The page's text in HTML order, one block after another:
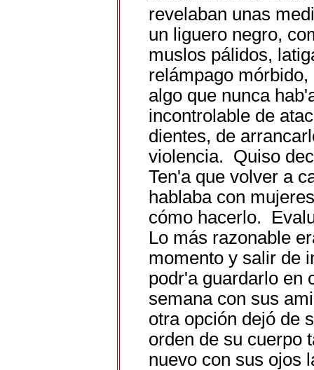
revelaban unas
un liguero negro,
muslos pálidos,
relámpago
algo que nunca
incontrolable de
dientes, de
violencia. Quiso
Ten'a que volver a
hablaba con
cómo hacerlo.
Lo más razonable
momento y salir de
podr'a guardarlo en
semana con sus
otra opción dejó de
orden de su cuerpo
nuevo con sus ojos